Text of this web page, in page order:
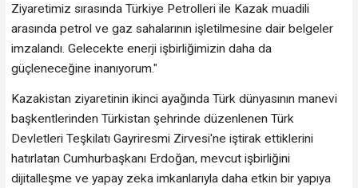
Ziyaretimiz sırasında Türkiye Petrolleri ile Kazak muadili
arasında petrol ve gaz sahalarının işletilmesine dair belgeler
imzalandı. Gelecekte enerji işbirliğimizin daha da
güçleneceğine inanıyorum."
Kazakistan ziyaretinin ikinci ayağında Türk dünyasının manevi
başkentlerinden Türkistan şehrinde düzenlenen Türk
Devletleri Teşkilatı Gayriresmi Zirvesi'ne iştirak ettiklerini
hatırlatan Cumhurbaşkanı Erdoğan, mevcut işbirliğini
dijitalleşme ve yapay zeka imkanlarıyla daha etkin bir yapıya